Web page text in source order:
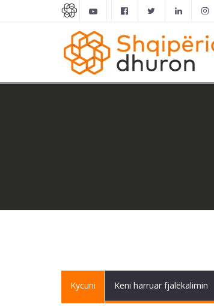
Primary tabs
Kycuni (activeKeni harruar fjalëkalimin